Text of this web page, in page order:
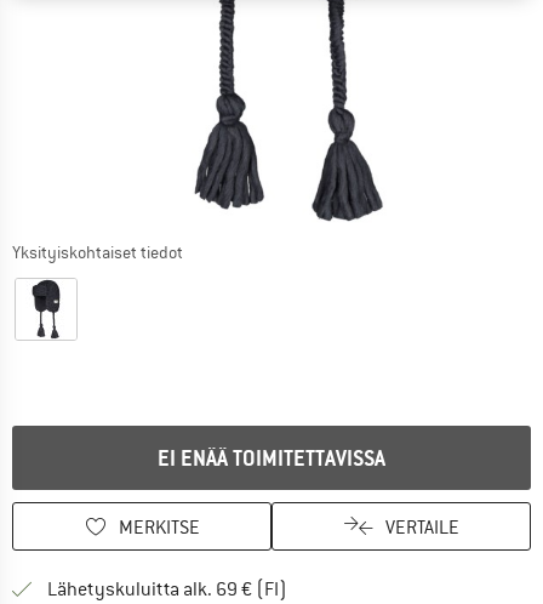
Yksityiskohtaiset tiedot
EI ENÄÄ TOIMITETTAVISSA
MERKITSE VERTAILE
Lähetyskuluitta alk. 69 € (FI)